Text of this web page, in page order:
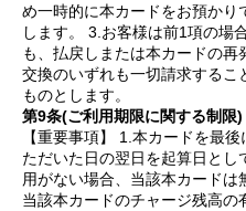
め一時的に本カードをお預かり
します。 3.お客様は前1項の場
も、払戻しまたは本カードの再
交換のいずれも一切請求するこ
ものとします。
第9条(ご利用期限に関する制限)
【重要事項】 1.本カードを最
ただいた日の翌日を起算日とし
用がない場合、当該本カードは
当該本カードのチャージ残高の